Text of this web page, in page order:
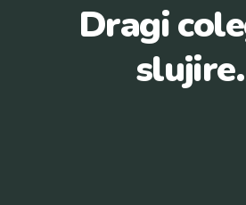
Dragi